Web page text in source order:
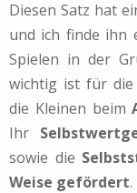
Diesen Satz hat
und ich finde ihn
Spielen in der
wichtig ist für die
die Kleinen beim
Ihr
sowie die
Weise gefördert.